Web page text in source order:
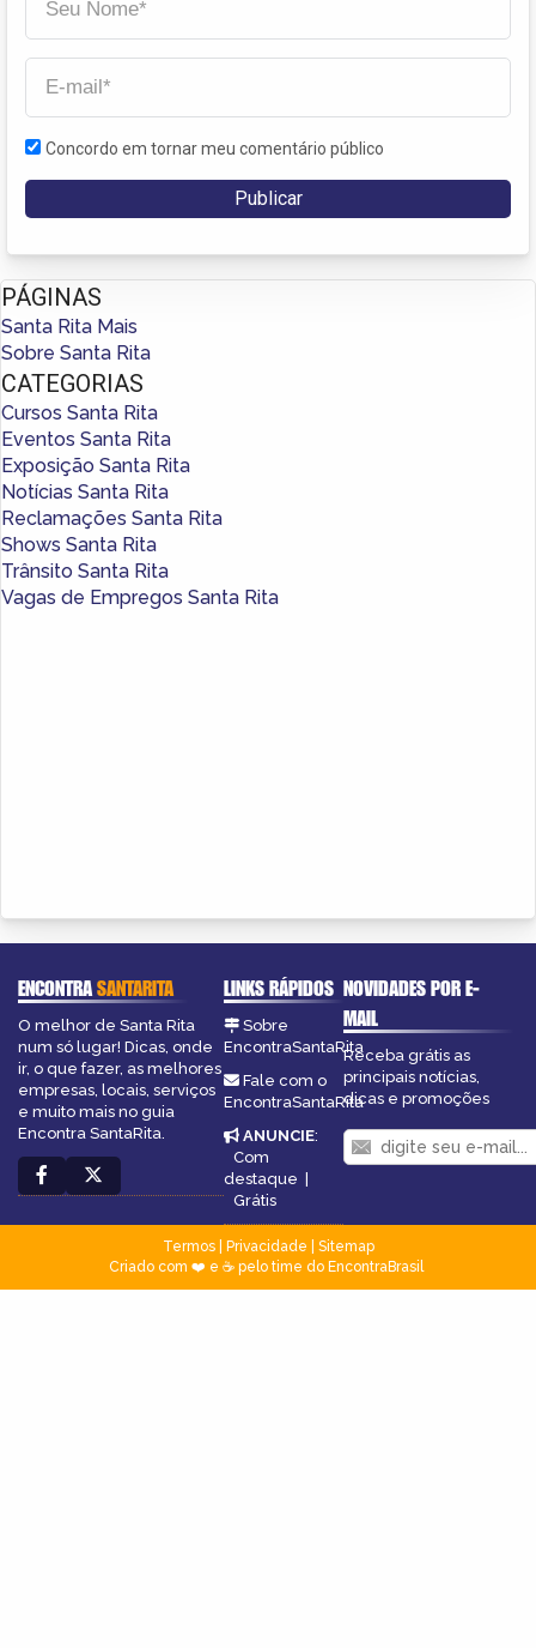
Concordo em tornar meu comentário público
PÁGINAS
Santa Rita Mais
Sobre Santa Rita
CATEGORIAS
Cursos Santa Rita
Eventos Santa Rita
Exposição Santa Rita
Notícias Santa Rita
Reclamações Santa Rita
Shows Santa Rita
Trânsito Santa Rita
Vagas de Empregos Santa Rita
ENCONTRASANTARITA
O melhor de Santa Rita
num só lugar! Dicas, onde
ir, o que fazer, as melhores
empresas, locais, serviços
e muito mais no guia
Encontra SantaRita.
LINKS RÁPIDOS
Sobre
EncontraSantaRita
Fale com o
EncontraSantaRita
ANUNCIE:
Com
destaque
Grátis
NOVIDADES POR E-
MAIL
Receba grátis as
principais notícias,
dicas e promoções
Termos| Privacidade
Sitemap
Criado com ❤️ e ☕ pelo time do EncontraBrasil